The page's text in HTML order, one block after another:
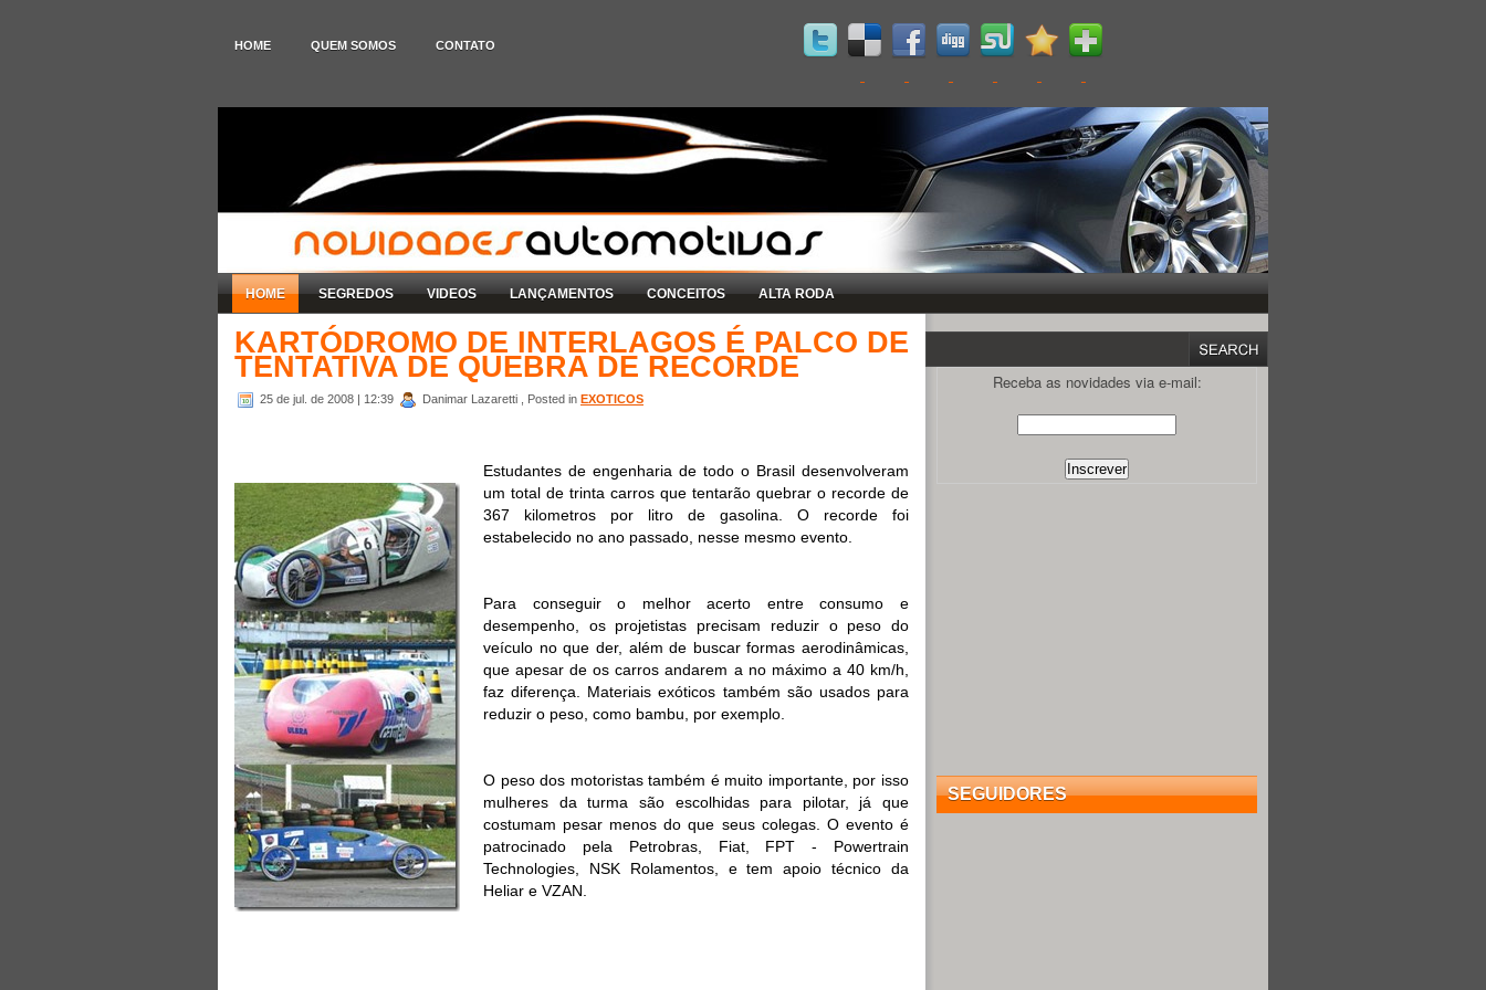
HOME QUEM SOMOS CONTATO
HOME SEGREDOS VIDEOS LANÇAMENTOS CONCEITOS ALTA RODA
KARTÓDROMO DE INTERLAGOS É PALCO DE
TENTATIVA DE QUEBRA DE RECORDE
25 de jul. de 2008 | 12:39 Danimar Lazaretti , Posted in EXOTICOS
Estudantes de engenharia de todo o Brasil desenvolveram
um total de trinta carros que tentarão quebrar o recorde de
367 kilometros por litro de gasolina. O recorde foi
estabelecido no ano passado, nesse mesmo evento.
Para conseguir o melhor acerto entre consumo e
desempenho, os projetistas precisam reduzir o peso do
veículo no que der, além de buscar formas aerodinâmicas,
que apesar de os carros andarem a no máximo a 40 km/h,
faz diferença. Materiais exóticos também são usados para
reduzir o peso, como bambu, por exemplo.
O peso dos motoristas também é muito importante, por isso
mulheres da turma são escolhidas para pilotar, já que
costumam pesar menos do que seus colegas. O evento é
patrocinado pela Petrobras, Fiat, FPT - Powertrain
Technologies, NSK Rolamentos, e tem apoio técnico da
Heliar e VZAN.
Receba as novidades via e-mail:
SEGUIDORES